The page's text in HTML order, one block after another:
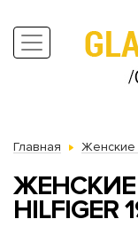
Главная Женские
ЖЕНСКИЕ
HILFIGER